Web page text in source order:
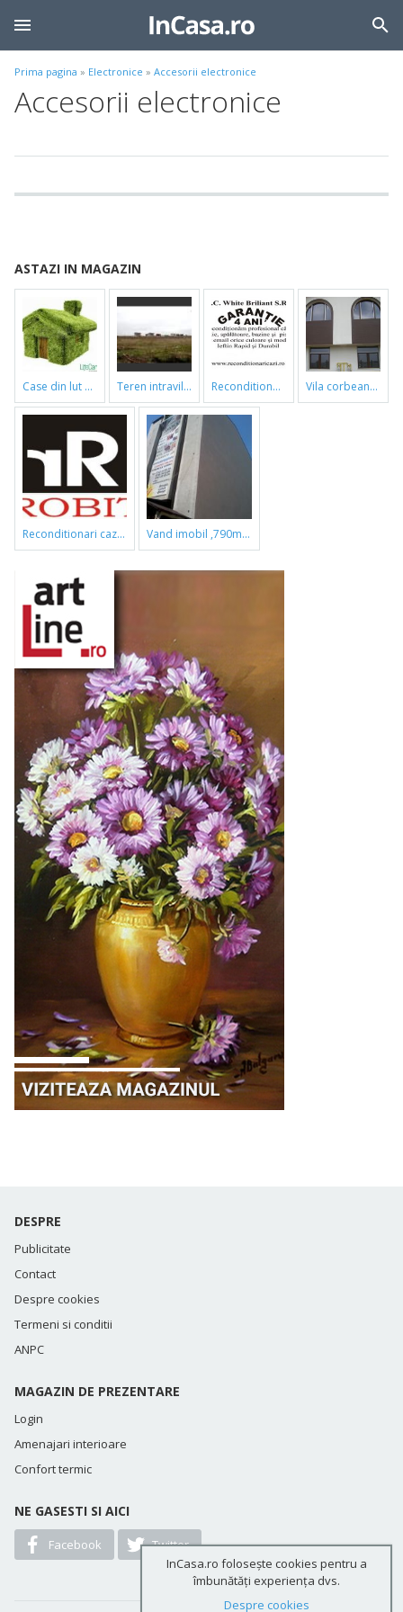
Prima pagina » Electronice » Accesorii electronice
Accesorii electronice
ASTAZI IN MAGAZIN
case din lut si paie teren intravilan reconditionari cazi de baie vila corbeanca
reconditionari cazi de baie vand imobil ,790m,piata gorjului,pret negociabil
DESPRE
Publicitate
Contact
Despre cookies
Termeni si conditii
ANPC
MAGAZIN DE PREZENTARE
Login
Amenajari interioare
Confort termic
NE GASESTI SI AICI
Facebook
Twitter
InCasa.ro folosește cookies pentru a
îmbunătăți experiența dvs.
Despre cookies